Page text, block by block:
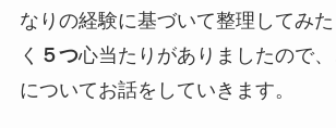
なりの経験に基づいて整理してみ
く ５つ心当たりがありましたので
についてお話をしていきます。